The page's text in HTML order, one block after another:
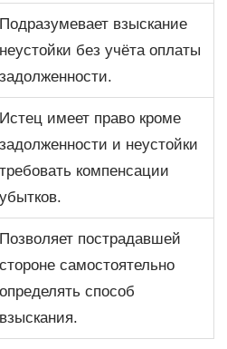
Подразумевает взыскание
неустойки без учёта оплаты
задолженности.
Истец имеет право кроме
задолженности и неустойки
требовать компенсации
убытков.
Позволяет пострадавшей
стороне самостоятельно
определять способ
взыскания.